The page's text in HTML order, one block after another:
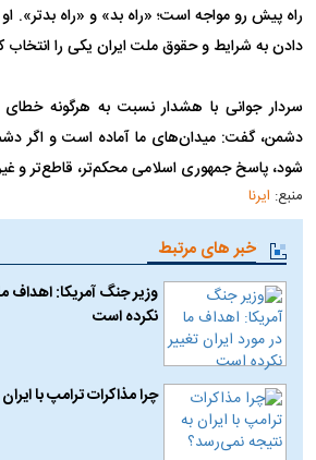
راه پیش رو مواجه است؛ «راه بد» و «راه بدتر».
دادن به شرایط و حقوق ملت ایران یکی را انتخاب
سردار جوانی با هشدار نسبت به هرگونه خطای
دشمن، گفت: میدان‌های ما آماده است و اگر
شود، پاسخ جمهوری اسلامی محکم‌تر، قاطع‌تر و
منبع: ایرنا
خبر های مرتبط
وزیر جنگ آمریکا: اهداف
نکرده است
چرا مذاکرات ترامپ با